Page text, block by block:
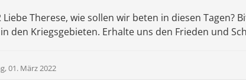
Liebe Therese, wie sollen wir beten in diesen
den Kriegsgebieten. Erhalte uns den Frieden und
01. März 2022